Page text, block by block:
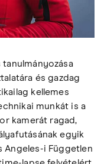
és gazdag
kellemes
munkát is a
kamerát ragad,
egyik
Angeles-i Független